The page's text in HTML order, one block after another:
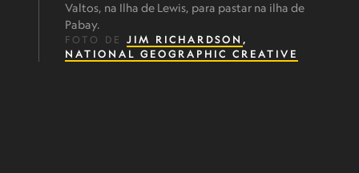
Valtos, na Ilha de Lewis, para pastar na ilha de
Pabay.
FOTO DE JIM RICHARDSON ,
NATIONAL GEOGRAPHIC CREATIVE